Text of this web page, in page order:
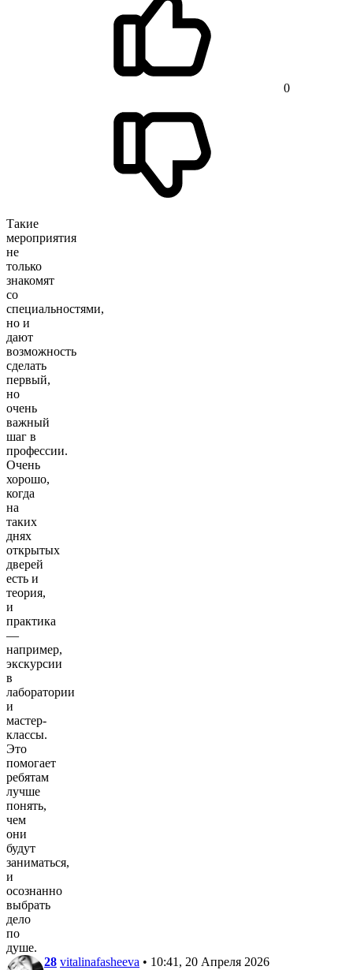
0
Такие
мероприятия
не
только
знакомят
со
специальностями,
но и
дают
возможность
сделать
первый,
но
очень
важный
шаг в
профессии.
Очень
хорошо,
когда
на
таких
днях
открытых
дверей
есть и
теория,
и
практика
—
например,
экскурсии
в
лаборатории
и
мастер-
классы.
Это
помогает
ребятам
лучше
понять,
чем
они
будут
заниматься,
и
осознанно
выбрать
дело
по
душе.
28 vitalinafasheeva • 10:41, 20 Апреля 2026